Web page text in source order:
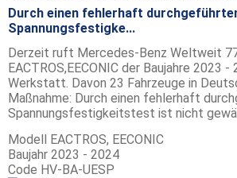
Durch einen fehlerhaft
Spannungsfestigke...
Derzeit ruft Mercedes-Benz Weltweit
EACTROS,EECONIC der Baujahre 2023
Werkstatt. Davon 23 Fahrzeuge in
Maßnahme: Durch einen fehlerhaft
Spannungsfestigkeitstest ist nicht
Modell EACTROS, EECONIC
Baujahr 2023 - 2024
Code HV-BA-UESP